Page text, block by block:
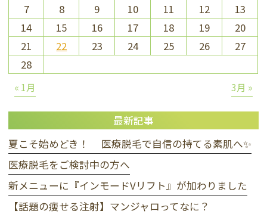
7
8 9 10 11 12
13
14
15 16 17 18 19
20
21
22 23 24 25 26
27
28
« 1月 3月 »
最新記事
夏こそ始めどき！ 医療脱毛で自信の持てる素肌へ✨
医療脱毛をご検討中の方へ
新メニューに『インモードVリフト』が加わりました
【話題の痩せる注射】マンジャロってなに？